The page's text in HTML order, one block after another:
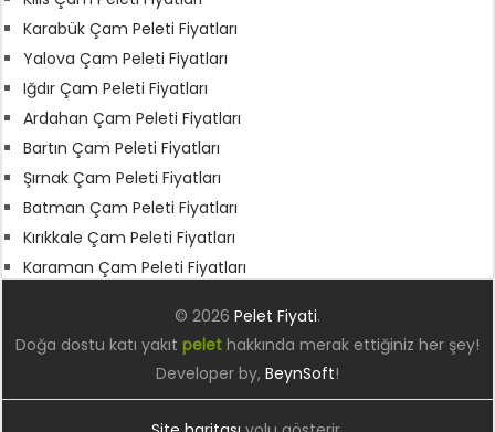
Karabük Çam Peleti Fiyatları
Yalova Çam Peleti Fiyatları
Iğdır Çam Peleti Fiyatları
Ardahan Çam Peleti Fiyatları
Bartın Çam Peleti Fiyatları
Şırnak Çam Peleti Fiyatları
Batman Çam Peleti Fiyatları
Kırıkkale Çam Peleti Fiyatları
Karaman Çam Peleti Fiyatları
© 2026 Pelet Fiyati.
Doğa dostu katı yakıt pelethakkında merak ettiğiniz her şey!
Developer by, BeynSoft!